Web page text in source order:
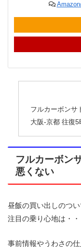
フルカーボンサ
大阪-京都 往復
フルカーボン
悪くない
昼飯の買い出しのつ
注目の乗り心地は・
事前情報やうわさの